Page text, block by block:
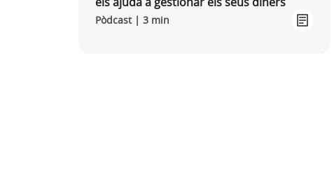
Pòdcast | 3 min